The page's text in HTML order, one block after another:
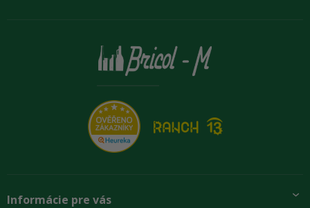
Informácie pre vás